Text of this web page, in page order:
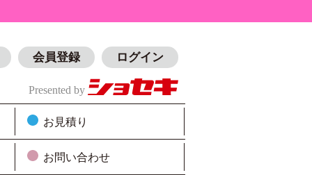
会員登録 ログイン
Presented by
お見積り
お問い合わせ